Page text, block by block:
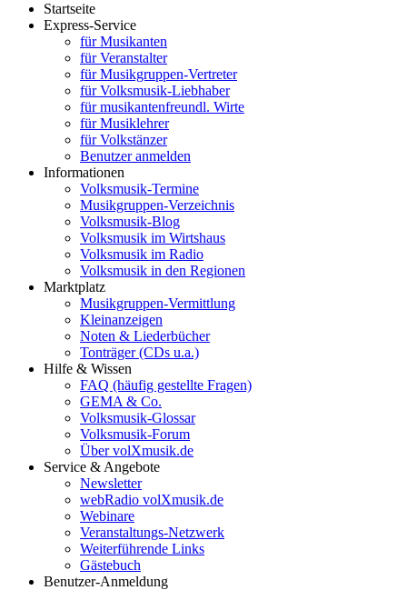
Startseite
Express-Service
für Musikanten
für Veranstalter
für Musikgruppen-Vertreter
für Volksmusik-Liebhaber
für musikantenfreundl. Wirte
für Musiklehrer
für Volkstänzer
Benutzer anmelden
Informationen
Volksmusik-Termine
Musikgruppen-Verzeichnis
Volksmusik-Blog
Volksmusik im Wirtshaus
Volksmusik im Radio
Volksmusik in den Regionen
Marktplatz
Musikgruppen-Vermittlung
Kleinanzeigen
Noten & Liederbücher
Tonträger (CDs u.a.)
Hilfe & Wissen
FAQ (häufig gestellte Fragen)
GEMA & Co.
Volksmusik-Glossar
Volksmusik-Forum
Über volXmusik.de
Service & Angebote
Newsletter
webRadio volXmusik.de
Webinare
Veranstaltungs-Netzwerk
Weiterführende Links
Gästebuch
Benutzer-Anmeldung